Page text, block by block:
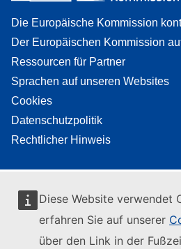
Diese Website verwendet
erfahren Sie auf unserer
über den Link in der
Die Europäische Kommission
Der Europäischen Kommission
Ressourcen für Partner
Sprachen auf unseren Websites
Cookies
Datenschutzpolitik
Rechtlicher Hinweis